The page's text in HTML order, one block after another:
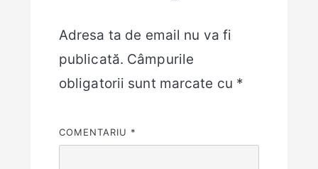
Adresa ta de email nu va fi
publicată. Câmpurile
obligatorii sunt marcate cu *
COMENTARIU *